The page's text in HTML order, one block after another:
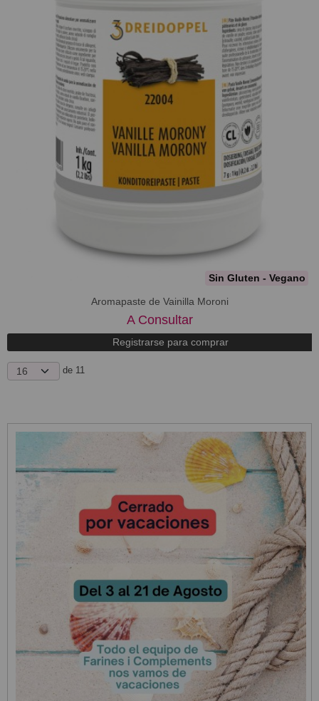
Sin Gluten - Vegano
Aromapaste de Vainilla Moroni
A Consultar
Registrarse para comprar
de 11